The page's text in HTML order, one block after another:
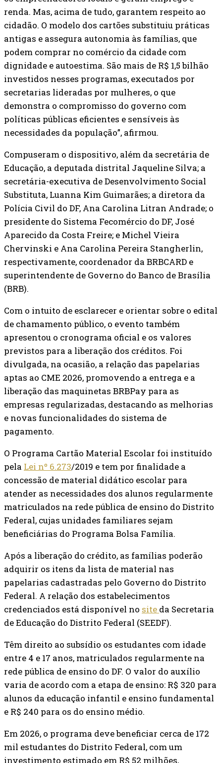
renda. Mas, acima de tudo, garantem respeito ao
cidadão. O modelo dos cartões substituiu práticas
antigas e assegura autonomia às famílias, que
podem comprar no comércio da cidade com
dignidade e autoestima. São mais de R$ 1,5 bilhão
investidos nesses programas, executados por
secretarias lideradas por mulheres, o que
demonstra o compromisso do governo com
políticas públicas eficientes e sensíveis às
necessidades da população”, afirmou.
Compuseram o dispositivo, além da secretária de
Educação, a deputada distrital Jaqueline Silva; a
secretária-executiva de Desenvolvimento Social
Substituta, Luanna Kim Guimarães; a diretora da
Polícia Civil do DF, Ana Carolina Litran Andrade; o
presidente do Sistema Fecomércio do DF, José
Aparecido da Costa Freire; e Michel Vieira
Chervinski e Ana Carolina Pereira Stangherlin,
respectivamente, coordenador da BRBCARD e
superintendente de Governo do Banco de Brasília
(BRB).
Com o intuito de esclarecer e orientar sobre o edital
de chamamento público, o evento também
apresentou o cronograma oficial e os valores
previstos para a liberação dos créditos. Foi
divulgada, na ocasião, a relação das papelarias
aptas ao CME 2026, promovendo a entrega e a
liberação das maquinetas BRBPay para as
empresas regularizadas, destacando as melhorias
e novas funcionalidades do sistema de
pagamento.
O Programa Cartão Material Escolar foi instituído
pela Lei nº 6.273/2019 e tem por finalidade a
concessão de material didático escolar para
atender as necessidades dos alunos regularmente
matriculados na rede pública de ensino do Distrito
Federal, cujas unidades familiares sejam
beneficiárias do Programa Bolsa Família.
Após a liberação do crédito, as famílias poderão
adquirir os itens da lista de material nas
papelarias cadastradas pelo Governo do Distrito
Federal. A relação dos estabelecimentos
credenciados está disponível no site da Secretaria
de Educação do Distrito Federal (SEEDF).
Têm direito ao subsídio os estudantes com idade
entre 4 e 17 anos, matriculados regularmente na
rede pública de ensino do DF. O valor do auxílio
varia de acordo com a etapa de ensino: R$ 320 para
alunos da educação infantil e ensino fundamental
e R$ 240 para os do ensino médio.
Em 2026, o programa deve beneficiar cerca de 172
mil estudantes do Distrito Federal, com um
investimento estimado em R$ 52 milhões,